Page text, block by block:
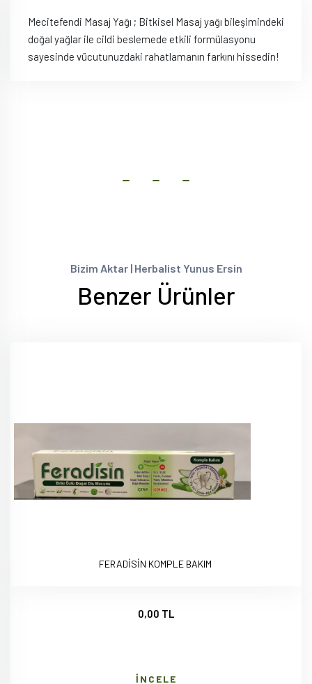
Mecitefendi Masaj Yağı ; Bitkisel Masaj yağı bileşimindeki
doğal yağlar ile cildi beslemede etkili formülasyonu
sayesinde vücutunuzdaki rahatlamanın farkını hissedin!
Bizim Aktar | Herbalist Yunus Ersin
Benzer Ürünler
FERADİSİN KOMPLE BAKIM
0,00 TL
İNCELE